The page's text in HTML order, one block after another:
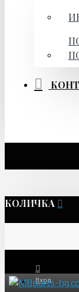
КОЛИЧКА
Вход